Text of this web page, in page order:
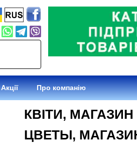
Знижки Про компанію
КВІТИ, МАГАЗИН
ЦВЕТЫ,